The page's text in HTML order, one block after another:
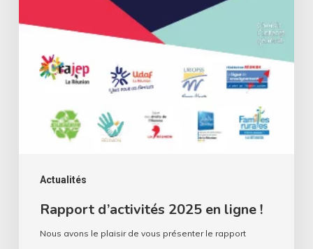
Actualités
Rapport d’activités 2025 en ligne !
Nous avons le plaisir de vous présenter le rapport